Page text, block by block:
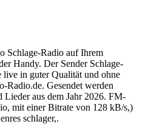
Schlage-Radio auf Ihrem
Handy. Der Sender Schlage-
live in guter Qualität und ohne
Radio.de. Gesendet werden
Lieder aus dem Jahr 2026. FM-
mit einer Bitrate von 128 kB/s,)
schlager,.